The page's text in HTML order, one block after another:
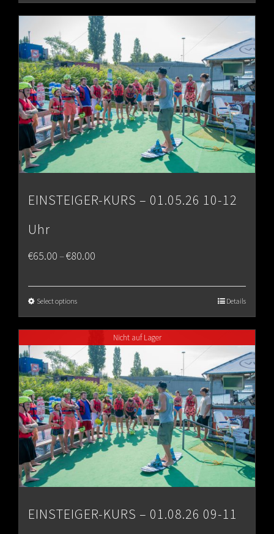
EINSTEIGER-KURS – 01.05.26 10-12
Uhr
€65.00–€80.00
€80.00
Select options Details
Nicht auf Lager
EINSTEIGER-KURS – 01.08.26 09-11